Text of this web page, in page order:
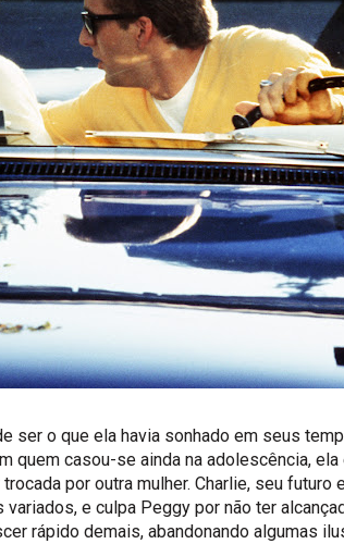
ser o que ela havia sonhado em seus
quem casou-se ainda na adolescência,
por outra mulher. Charlie, seu futuro
e culpa Peggy por não ter
rápido demais, abandonando algumas